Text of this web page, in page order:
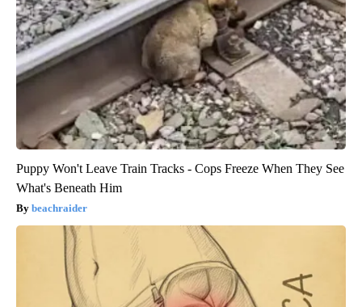
Puppy Won't Leave Train Tracks - Cops Freeze When They See
What's Beneath Him
beachraider